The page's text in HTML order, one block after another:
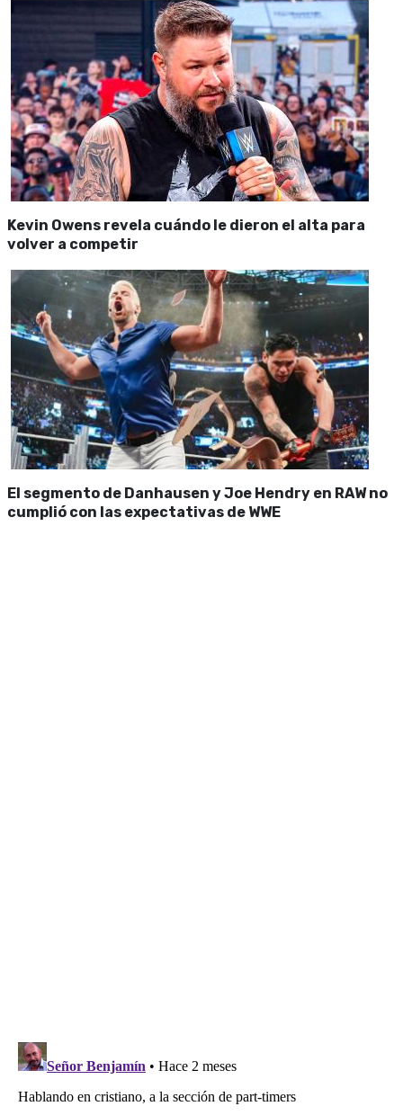
Kevin Owens revela cuándo le dieron el alta para
volver a competir
El segmento de Danhausen y Joe Hendry en RAW no
cumplió con las expectativas de WWE